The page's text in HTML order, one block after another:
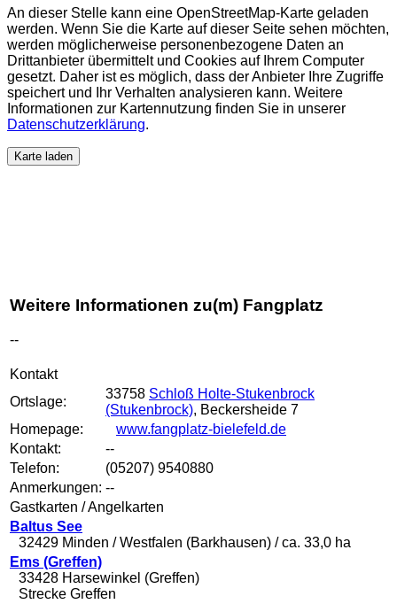
An dieser Stelle kann eine OpenStreetMap-Karte geladen
werden. Wenn Sie die Karte auf dieser Seite sehen möchten,
werden möglicherweise personenbezogene Daten an
Drittanbieter übermittelt und Cookies auf Ihrem Computer
gesetzt. Daher ist es möglich, dass der Anbieter Ihre Zugriffe
speichert und Ihr Verhalten analysieren kann. Weitere
Informationen zur Kartennutzung finden Sie in unserer
Datenschutzerklärung.
Karte laden
Weitere Informationen zu(m) Fangplatz
--
Kontakt
Ortslage:
33758 Schloß Holte-Stukenbrock
(Stukenbrock), Beckersheide 7
Homepage:
www.fangplatz-bielefeld.de
Kontakt:
--
Telefon:
(05207) 9540880
Anmerkungen: --
Gastkarten / Angelkarten
Baltus See
32429 Minden / Westfalen (Barkhausen) / ca. 33,0 ha
Ems (Greffen)
33428 Harsewinkel (Greffen)
Strecke Greffen